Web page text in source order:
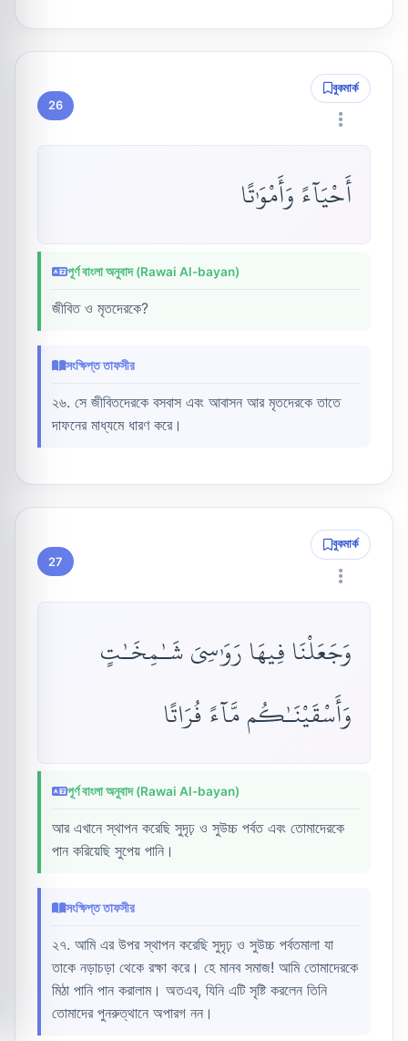
26
বুকমার্ক
أَحْيَآءً وَأَمْوَٰتًا
পূর্ণ বাংলা অনুবাদ (Rawai Al-bayan)
জীবিত ও মৃতদেরকে?
সংক্ষিপ্ত তাফসীর
২৬. সে জীবিতদেরকে বসবাস এবং আবাসন আর মৃতদেরকে তাতে
দাফনের মাধ্যমে ধারণ করে।
27
বুকমার্ক
وَجَعَلْنَا فِيهَا رَوَٰسِىَ شَـٰمِخَـٰتٍ
وَأَسْقَيْنَـٰكُم مَّآءً فُرَاتًا
পূর্ণ বাংলা অনুবাদ (Rawai Al-bayan)
আর এখানে স্থাপন করেছি সুদৃঢ় ও সুউচ্চ পর্বত এবং তোমাদেরকে
পান করিয়েছি সুপেয় পানি।
সংক্ষিপ্ত তাফসীর
২৭. আমি এর উপর স্থাপন করেছি সুদৃঢ় ও সুউচ্চ পর্বতমালা যা
তাকে নড়াচড়া থেকে রক্ষা করে। হে মানব সমাজ! আমি তোমাদেরকে
মিঠা পানি পান করালাম। অতএব, যিনি এটি সৃষ্টি করলেন তিনি
তোমাদের পুনরুত্থানে অপারগ নন।